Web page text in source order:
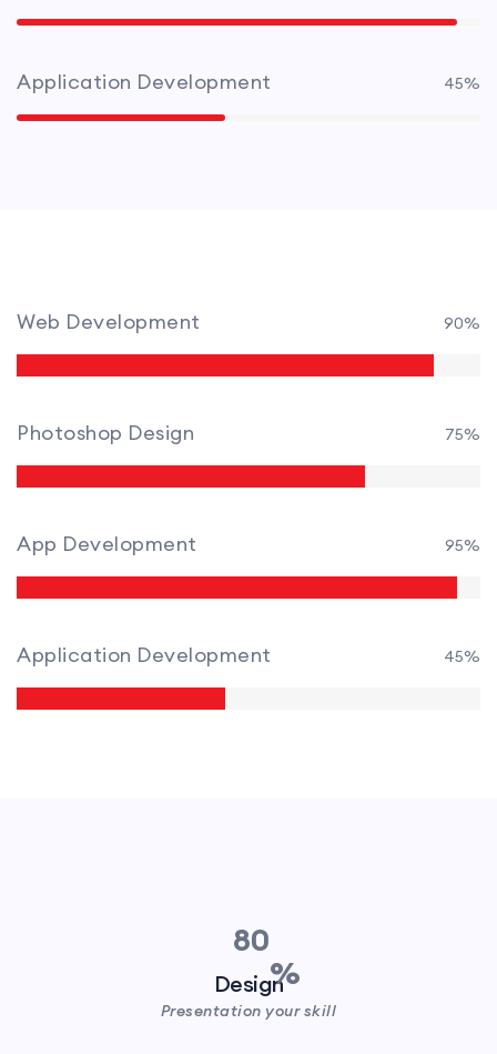
Application Development 45%
Web Development 90%
Photoshop Design 75%
App Development 95%
Application Development 45%
80
Design
Presentation your skill